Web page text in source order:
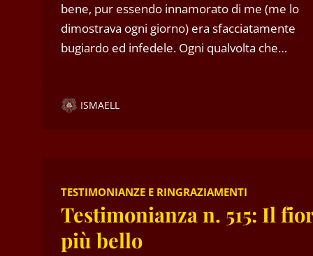
bene, pur essendo innamorato di me (me lo
dimostrava ogni giorno) era sfacciatamente
bugiardo ed infedele. Ogni qualvolta che…
ISMAELL
TESTIMONIANZE E RINGRAZIAMENTI
Testimonianza n. 515: Il
più bello